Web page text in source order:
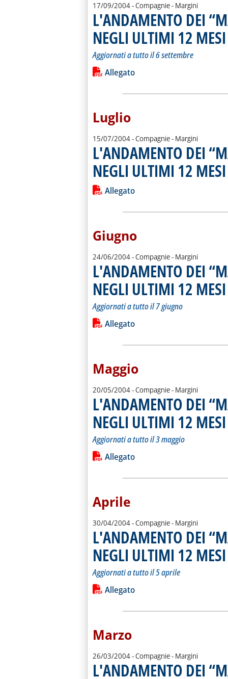
17/09/2004- Compagnie - Margini
L'ANDAMENTO DEI
NEGLI ULTIMI 12 MESI
Aggiornati a tutto il 6 settembre
Leggi tutta la notizia: 'L'ANDAMENTO
Lista allegati PDF alla notizia
Allegato
Luglio
15/07/2004- Compagnie - Margini
L'ANDAMENTO DEI
NEGLI ULTIMI 12 MESI
Leggi tutta la notizia: 'L'ANDAMENTO
Lista allegati PDF alla notizia
Allegato
Giugno
24/06/2004- Compagnie - Margini
L'ANDAMENTO DEI
NEGLI ULTIMI 12 MESI
Aggiornati a tutto il 7 giugno
Leggi tutta la notizia: 'L'ANDAMENTO
Lista allegati PDF alla notizia
Allegato
Maggio
20/05/2004- Compagnie - Margini
L'ANDAMENTO DEI
NEGLI ULTIMI 12 MESI
Aggiornati a tutto il 3 maggio
Leggi tutta la notizia: 'L'ANDAMENTO
Lista allegati PDF alla notizia
Allegato
Aprile
30/04/2004- Compagnie - Margini
L'ANDAMENTO DEI
NEGLI ULTIMI 12 MESI
Aggiornati a tutto il 5 aprile
Leggi tutta la notizia: 'L'ANDAMENTO
Lista allegati PDF alla notizia
Allegato
Marzo
26/03/2004- Compagnie - Margini
L'ANDAMENTO DEI